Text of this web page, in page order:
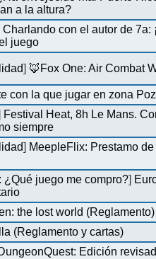
a la altura?
Charlando con el autor de 7a:
juego
] 🦊Fox One: Air Combat
con la que jugar en zona
Festival Heat, 8h Le Mans.
siempre
] MeepleFlix: Prestamo
¿Qué juego me compro?]
the lost world (Reglamento)
(Reglamento y cartas)
Edición